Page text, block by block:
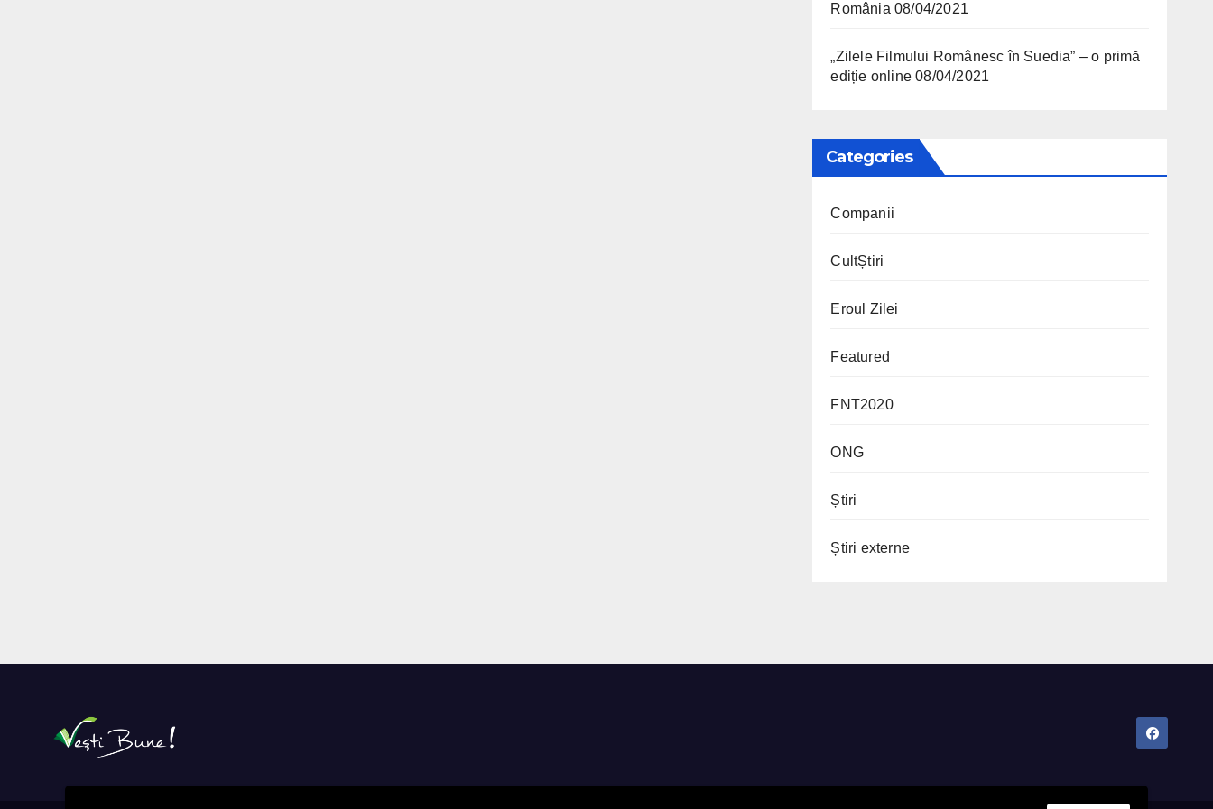
România 08/04/2021
„Zilele Filmului Românesc în Suedia” – o primă
ediție online 08/04/2021
Categories
Companii
CultȘtiri
Eroul Zilei
Featured
FNT2020
ONG
Știri
Știri externe